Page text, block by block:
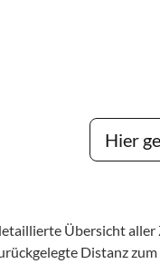
Hier
Übersicht aller
Distanz